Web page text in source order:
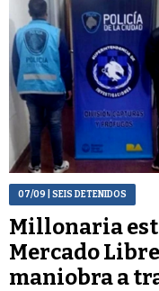
07/09 | SEIS DETENIDOS
Millonaria
Mercado
maniobra a